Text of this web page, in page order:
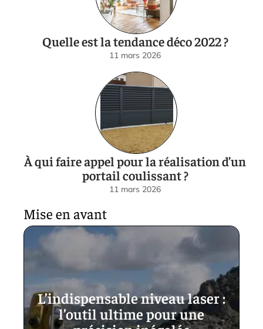
Quelle est la tendance déco 2022 ?
11 mars 2026
À qui faire appel pour la réalisation d’un
portail coulissant ?
11 mars 2026
Mise en avant
L’indispensable niveau laser :
l’outil ultime pour une